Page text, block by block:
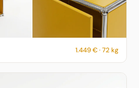
Goldgelb – RAL 1004 – 1.449 € – 72 kg
1.449 € · 72 kg